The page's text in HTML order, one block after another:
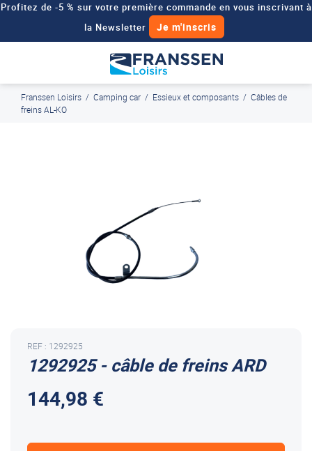
Profitez de -5 % sur votre première commande en vous inscrivant à
la Newsletter
Je m'inscris
Demander un devis
Paiement en ligne sécurisé, en 4x par Paypal J'en profite
Franssen Loisirs / Camping car / Essieux et composants / Câbles de
freins AL-KO
1292925 - câble de freins ARD
REF : 1292925
144,98 €